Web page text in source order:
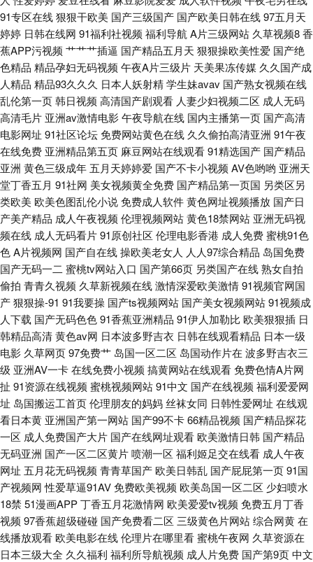
品久久 另类国产在线 色图另类欧美 69热9 韩国美女操逼视频 人妖先锋影音
91色伦 超碰天堂网 男人天堂导航 熟女精品一区二区 91无码青久 国产馆外遇
欧美日韩ab片 人妻伊人大香蕉 另类专区欧美 九九热只有精品 午夜无码av网
站 成人不卡 人人插人人操 91尤物视频 三级片网页 激情午夜综合 日韩色色
影院 Av欧美日韩 欧美少妇A级片 俺来也导航 久久伊人成人 日韩午夜成人无
码 综合欧美国产日韩 操操avcom 激情综合网中国 人妻三级毛片 在线国产超
碰9 都市激情亚洲 丝足福利影院 探花女上位
91专区在线狠狠干欧美 国产三级国产 国产欧美日韩在线97五月天
婷婷 日韩在线网 91福利社视频 福利导航 A片三级网站 久草视频8香
蕉APP污视频 艹艹艹插逼 国产精品五月天 狠狠操欧美性爱 国产绝
色精品 精品孕妇无码视频 午夜A片三级片 天美果冻传媒 久久国产成
人精品 精品93久久久 日本人妖射精学生妹avav 国产熟女视频在线
乱伦第一页韩日视频 高清国产剧观看 人妻少妇视频二区 成人无码
高清毛片 亚洲av激情电影午夜导航在线 国内主播第一页 国产高清
电影网址 91社区论坛免费网站黄色在线 久久偷拍高清亚洲 91午夜
在线免费 亚洲精品第五页 麻豆网站在线观看91精选国产 国产精品
亚洲 黄色三级成年 五月天婷婷爱 国产不卡小视频 AV色哟哟 亚洲天
堂丁香五月 91社网 美女视频黄全免费 国产精品第一页国 另类区另
类欧美 欧美色图乱伦小说免费成人软件黄色网址视频播放 国产日
产美产精品 成人午夜视频 伦理视频网站黄色18禁网站 亚洲无码视
频在线 成人无码看片91原创社区 伦理电影香港 成人免费蜜桃91色
色A片视频网 国产自在线操欧美老女人 人人97综合精品 岛国免费
国产无码一二 蜜桃tv网站入口 国产第66页 另类国产在线熟女自拍
偷拍 青青久视频 久草新视频在线激情深爱欧美激情91视频官网国
产狠狠操-91 91我要操 国产ts视频网站 国产美女视频网站91视频成
人下载 国产无码色色91香蕉亚洲精品 91伊人加勒比 欧美狠狠插 日
韩精品高清黄色av网 日本波多野吉衣 日韩在线观看精品 日本一级
电影 久草网页97免费艹 岛国一区二区 岛国动作片在 波多野吉衣三
级 亚洲AV一卡在线免费小视频 搞黄网站在线观看免费色情A片网
扯 91资源在线视频 蜜桃视频网站91中文 国产在线视频 福利爱爱网
址 岛国搬运工首页伦理朋友的妈妈丝袜女同 日韩性爱网址 在线观
看日本黄 亚洲国产第一网站 国产99不卡66精品视频 国产精品探花
一区 成人免费国产大片 国产在线网址观看 欧美激情日韩 国产精品
无码亚洲 国产一区二区黄片喷潮一区 福利姬足交在线看 成人午夜
网址 五月花无码视频 青青草国产 欧美日韩乱 国产屁屁第一页91国
产视频网 性爱草逼91AV免费欧美视频 欧美岛国一区二区 少妇喷水
18禁 51漫画APP丁香五月花激情网 欧美爱爱tv视频 免费五月丁香
视频 97香蕉超级碰碰 国产免费看二区 三级黄色片网站综合网黄在
线播放观看 欧美电影在线伦理片在哪里看蜜桃午夜网 久草资源在
日本三级大全 久久福利 福利所导航视频 成人片免费 国产第9页中文